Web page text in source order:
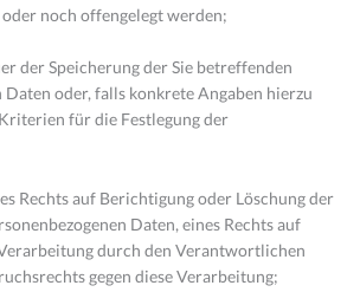
noch offengelegt werden;
der Speicherung der Sie betreffenden
Daten oder, falls konkrete Angaben hierzu
für die Festlegung der
Rechts auf Berichtigung oder Löschung der
Daten, eines Rechts auf
durch den Verantwortlichen
gegen diese Verarbeitung;